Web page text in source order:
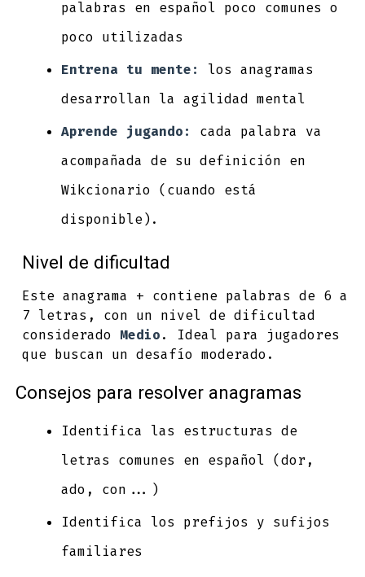
palabras en español poco comunes o
poco utilizadas
Entrena tu mente:
los anagramas
desarrollan la agilidad mental
Aprende jugando:
cada palabra va
acompañada de su definición en
Wikcionario (cuando está
disponible).
Nivel de dificultad
Este anagrama + contiene palabras de 6 a
7 letras, con un nivel de dificultad
considerado Medio. Ideal para jugadores
que buscan un desafío moderado.
Consejos para resolver anagramas
Identifica las estructuras de
letras comunes en español (dor,
ado, con...)
Identifica los prefijos y sufijos
familiares